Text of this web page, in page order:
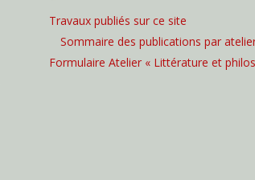
Travaux publiés sur ce site
Sommaire des publications par
Formulaire Atelier « Littérature et